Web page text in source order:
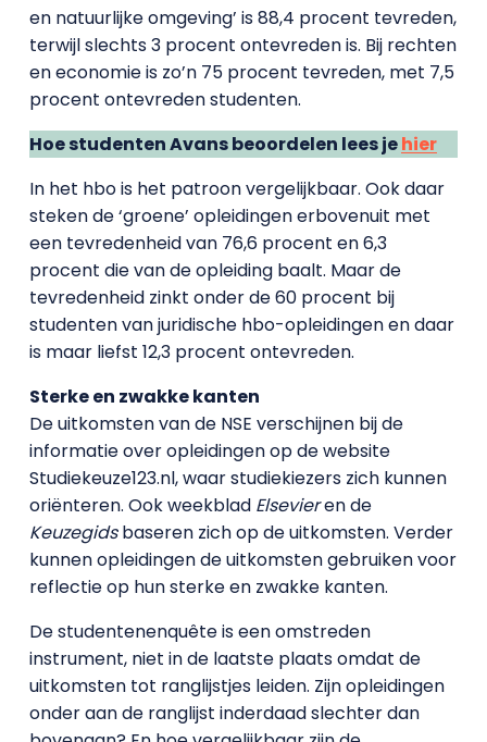
en natuurlijke omgeving’ is 88,4 procent tevreden,
terwijl slechts 3 procent ontevreden is. Bij rechten
en economie is zo’n 75 procent tevreden, met 7,5
procent ontevreden studenten.
Hoe studenten Avans beoordelen lees jehier
In het hbo is het patroon vergelijkbaar. Ook daar
steken de ‘groene’ opleidingen erbovenuit met
een tevredenheid van 76,6 procent en 6,3
procent die van de opleiding baalt. Maar de
tevredenheid zinkt onder de 60 procent bij
studenten van juridische hbo-opleidingen en daar
is maar liefst 12,3 procent ontevreden.
Sterke en zwakke kanten
De uitkomsten van de NSE verschijnen bij de
informatie over opleidingen op de website
Studiekeuze123.nl, waar studiekiezers zich kunnen
oriënteren. Ook weekblad Elsevieren de
Keuzegidsbaseren zich op de uitkomsten. Verder
kunnen opleidingen de uitkomsten gebruiken voor
reflectie op hun sterke en zwakke kanten.
De studentenenquête is een omstreden
instrument, niet in de laatste plaats omdat de
uitkomsten tot ranglijstjes leiden. Zijn opleidingen
onder aan de ranglijst inderdaad slechter dan